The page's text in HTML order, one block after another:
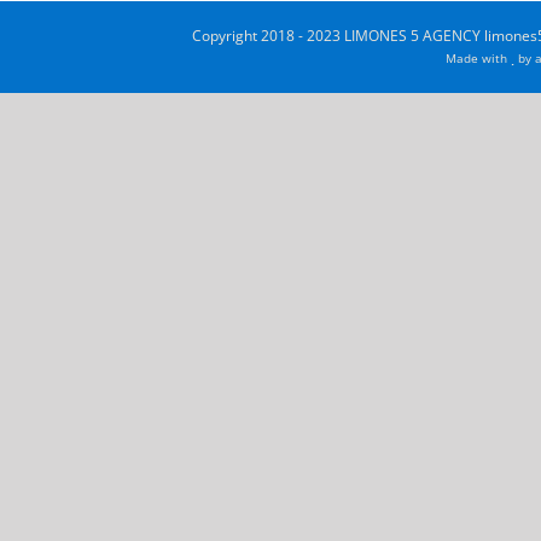
Copyright 2018 - 2023 LIMONES 5 AGENCY
Made with by